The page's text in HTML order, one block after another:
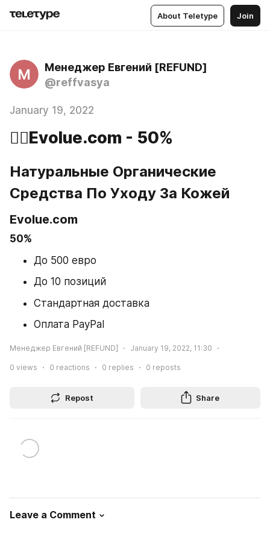
About Teletype Join
М
Менеджер Евгений [REFUND]
@reffvasya
January 19, 2022
🧘‍♀️Evolue.com - 50%
Натуральные Органические
Средства По Уходу За Кожей
Evolue.com
50%
До 500 евро
До 10 позиций
Стандартная доставка
Оплата PayPal
Менеджер Евгений [REFUND] January 19, 2022, 11:30
0 views 0 reactions 0 replies 0 reposts
Repost Share
Leave a Comment